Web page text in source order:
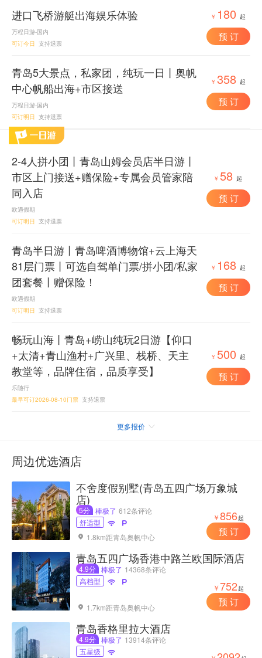
进口飞桥游艇出海娱乐体验
万程日游-国内
可订今日 支持退票
¥ 180 起
预 订
青岛5大景点，私家团，纯玩一日丨奥帆
中心帆船出海+市区接送
万程日游-国内
可订明日 支持退票
¥ 358 起
预 订
2-4人拼小团丨青岛山姆会员店半日游丨
市区上门接送+赠保险+专属会员管家陪
同入店
欧遇假期
可订明日 支持退票
¥ 58 起
预 订
青岛半日游丨青岛啤酒博物馆+云上海天
81层门票丨可选自驾单门票/拼小团/私家
团套餐丨赠保险！
欧遇假期
可订明日 支持退票
¥ 168 起
预 订
畅玩山海丨青岛+崂山纯玩2日游【仰口
+太清+青山渔村+广兴里、栈桥、天主
教堂等，品牌住宿，品质享受】
乐随行
最早可订2026-08-10门票 支持退票
¥ 500 起
预 订
更多报价 
周边优选酒店
不舍度假别墅(青岛五四广场万象城
店)
5分 棒极了 612条评论
舒适型


 1.8km距青岛奥帆中心
￥856起
预 订
青岛五四广场香港中路兰欧国际酒店
4.9分 棒极了 14368条评论
高档型
 
 1.7km距青岛奥帆中心
￥752起
预 订
青岛香格里拉大酒店
4.9分 棒极了 13914条评论
五星级
